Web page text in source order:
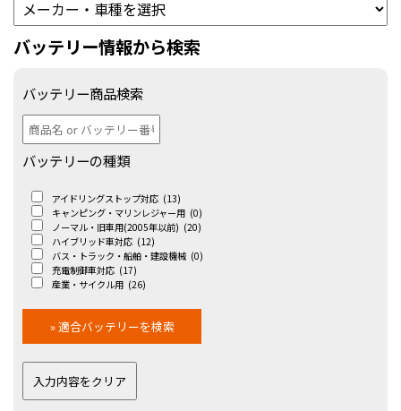
バッテリー情報から検索
バッテリー商品検索
バッテリーの種類
アイドリングストップ対応 (13)
キャンピング・マリンレジャー用 (0)
ノーマル・旧車用(2005年以前) (20)
ハイブリッド車対応 (12)
バス・トラック・船舶・建設機械 (0)
充電制御車対応 (17)
産業・サイクル用 (26)